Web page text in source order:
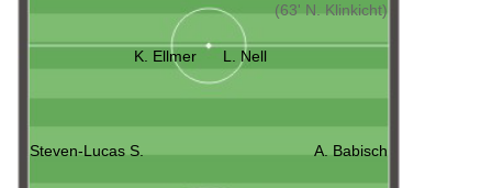
(63' N. Klinkicht)
K. Ellmer L. Nell
Steven-Lucas S. A. Babisch